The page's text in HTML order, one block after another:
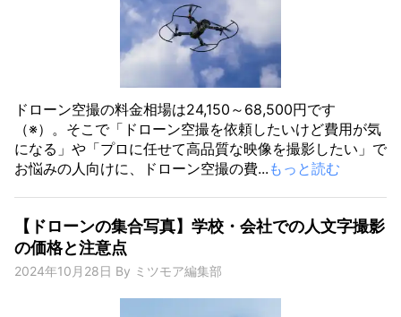
ドローン空撮の料金相場は24,150～68,500円です
（※）。そこで「ドローン空撮を依頼したいけど費用が気
になる」や「プロに任せて高品質な映像を撮影したい」で
お悩みの人向けに、ドローン空撮の費... もっと読む
【ドローンの集合写真】学校・会社での人文字撮影
の価格と注意点
2024年10月28日 By ミツモア編集部